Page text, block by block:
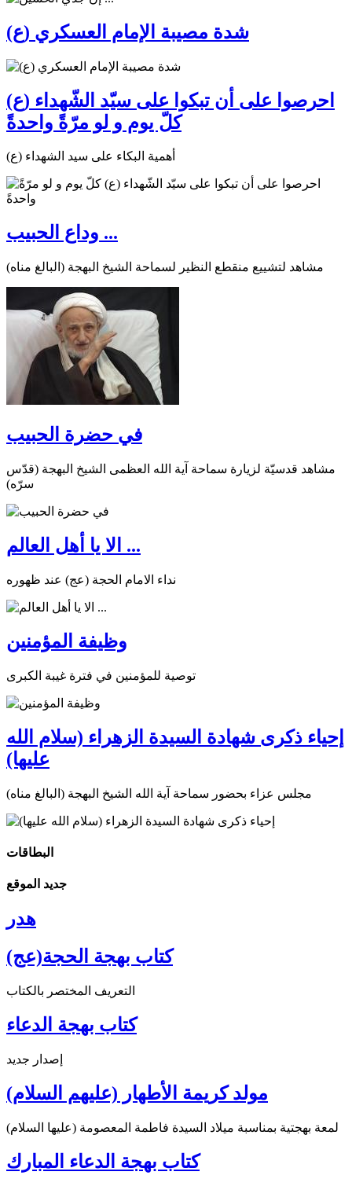
شدة مصيبة الإمام العسكري (ع)
احرصوا على أن تبكوا على سيّد الشّهداء (ع)
كلّ يوم و لو مرّةً واحدةً
أهمية البكاء على سيد الشهداء (ع)
وداع الحبيب ...
مشاهد لتشييع منقطع النظير لسماحة الشيخ البهجة (البالغ مناه)
في حضرة الحبيب
مشاهد قدسيّة لزيارة سماحة آية الله العظمى الشيخ البهجة (قدّس
سرّه)
الا يا أهل العالم ...
نداء الامام الحجة (عج) عند ظهوره
وظيفة المؤمنين
توصية للمؤمنين في فترة غيبة الكبرى
إحياء ذكرى شهادة السيدة الزهراء (سلام الله
عليها)
مجلس عزاء بحضور سماحة آية الله الشيخ البهجة (البالغ مناه)
البطاقات
جديد الموقع
هدر
كتاب بهجة الحجة(عج)
التعريف المختصر بالكتاب
كتاب بهجة الدعاء
إصدار جديد
مولد كريمة الأطهار (عليهم السلام)
لمعة بهجتية بمناسبة ميلاد السيدة فاطمة المعصومة (عليها السلام)
كتاب بهجة الدعاء المبارك